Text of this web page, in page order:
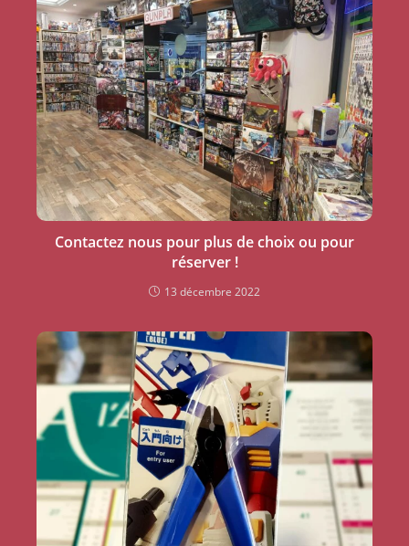
Contactez nous pour plus de choix ou pour
réserver !
13 décembre 2022